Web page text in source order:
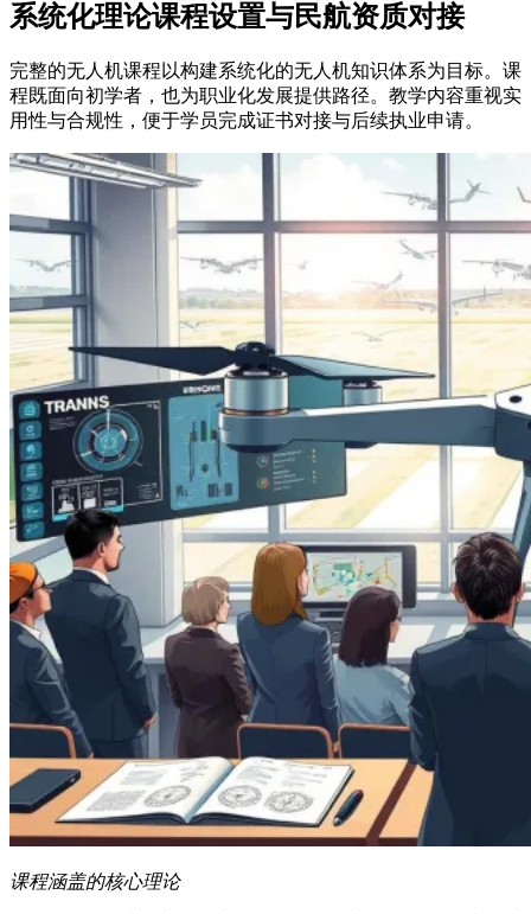
系统化理论课程设置与民航资质对接
完整的无人机课程以构建系统化的无人机知识体系为目标。课
程既面向初学者，也为职业化发展提供路径。教学内容重视实
用性与合规性，便于学员完成证书对接与后续执业申请。
课程涵盖的核心理论